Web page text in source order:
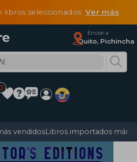
libros seleccionadosVer más
Enviar a
Quito, Pichincha
vendidosLibros importados más